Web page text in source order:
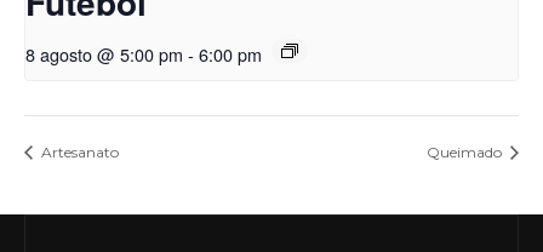
8 agosto @ 5:00 pm - 6:00 pm
Artesanato Queimado